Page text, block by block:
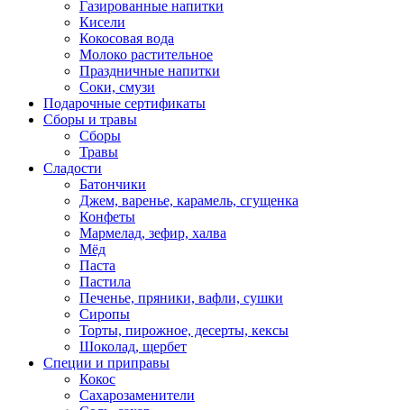
Газированные напитки
Кисели
Кокосовая вода
Молоко растительное
Праздничные напитки
Соки, смузи
Подарочные сертификаты
Сборы и травы
Сборы
Травы
Сладости
Батончики
Джем, варенье, карамель, сгущенка
Конфеты
Мармелад, зефир, халва
Мёд
Паста
Пастила
Печенье, пряники, вафли, сушки
Сиропы
Торты, пирожное, десерты, кексы
Шоколад, щербет
Специи и приправы
Кокос
Сахарозаменители